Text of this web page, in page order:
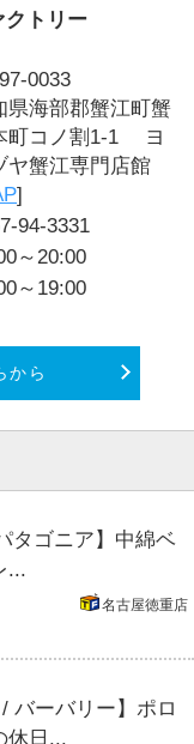
クトリー
0033
県海部郡蟹江町蟹
町コノ割1-1 ヨ
ヤ蟹江専門店館
]
94-3331
～20:00
～19:00
から
タゴニア】中綿ベ
...
名古屋徳重店
/ バーバリー】ポロ
休日...